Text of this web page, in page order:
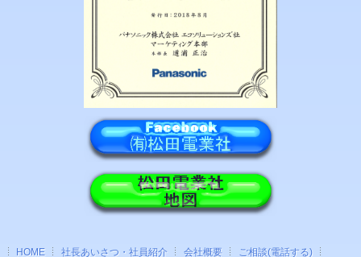
HOME 社長あいさつ・社員紹介 会社概要 ご相談(電話する)